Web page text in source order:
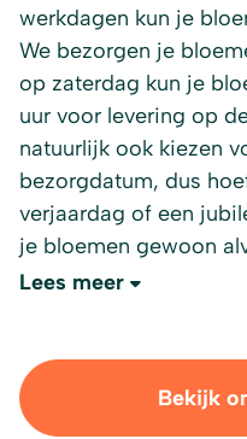
werkdagen kun je
We bezorgen je
op zaterdag kun je
uur voor levering op
natuurlijk ook kiezen
bezorgdatum, dus
verjaardag of een
je bloemen gewoon
Lees meer
Bekijk